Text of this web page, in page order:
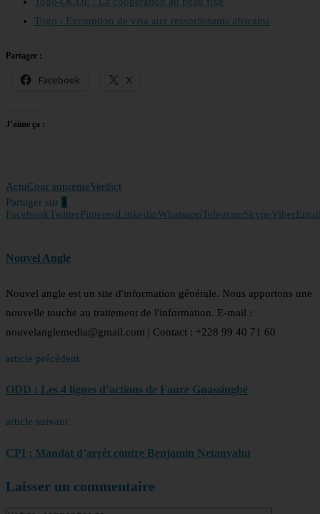
Togo : Exemption de visa aux ressortissants africains
Partager :
Facebook X
J’aime ça :
ActuCour supremeVerdict
Partager sur 1
FacebookTwitterPinterestLinkedinWhatsappTelegramSkypeViber
Nouvel Angle
Nouvel angle est un site d'information générale. Nous apportons une
nouvelle touche au traitement de l'information. E-mail :
nouvelanglemedia@gmail.com | Contact : +228 99 40 71 60
article précédent
ODD : Les 4 lignes d’actions de Faure Gnassingbé
article suivant
CPI : Mandat d’arrêt contre Benjamin Netanyahu
Laisser un commentaire